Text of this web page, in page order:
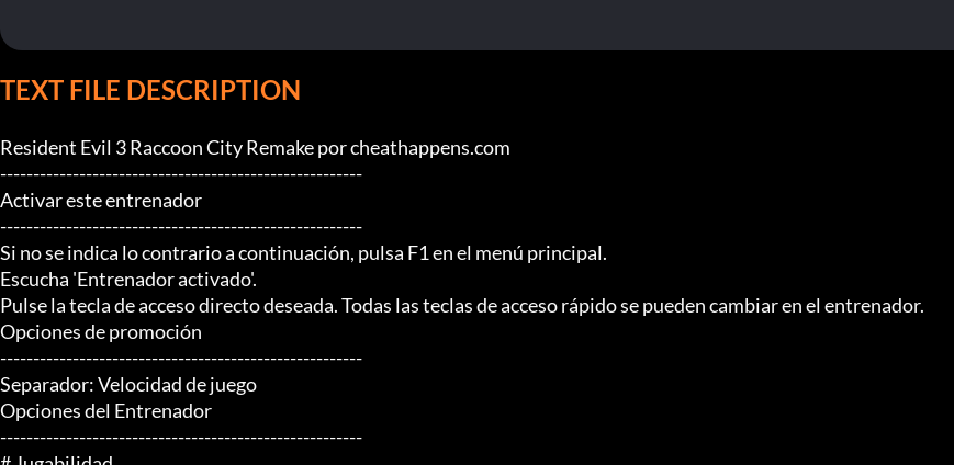
TEXT FILE DESCRIPTION
Resident Evil 3 Raccoon City Remake por cheathappens.com
-------------------------------------------------------
Activar este entrenador
-------------------------------------------------------
Si no se indica lo contrario a continuación, pulsa F1 en el menú principal.
Escucha 'Entrenador activado'.
Pulse la tecla de acceso directo deseada. Todas las teclas de acceso rápido se pueden cambiar en el entrenador.
Opciones de promoción
-------------------------------------------------------
Separador: Velocidad de juego
Opciones del Entrenador
-------------------------------------------------------